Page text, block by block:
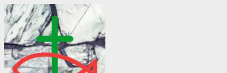
Skip
to
content
von
PfarrerB